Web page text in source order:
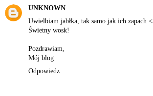
UNKNOWN
Uwielbiam jabłka, tak samo jak ich zapach
Świetny wosk!
Pozdrawiam,
Mój blog
Odpowiedz